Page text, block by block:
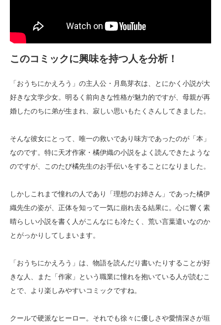
このコミックに興味を持つ人を分析！
「おうちにかえろう」の主人公・月島芽衣は、とにかく小説が大
好きな文学少女。明るく前向きな性格が魅力的ですが、母親が再
婚したのちに弟が生まれ、寂しい思いもたくさんしてきました。
そんな彼女にとって、唯一の救いであり味方であったのが「本」
なのです。特に天才作家・橘伊織の小説をよく読んできたような
のですが、このたび橘先生のお手伝いをすることになりました。
しかしこれまで憧れの人であり「理想のお姉さん」であった橘伊
織先生の姿が、正体を知って一気に崩れ去る結果に。心に響く素
晴らしい小説を書く人がこんなにも冷たく、荒い言葉遣いなのか
とがっかりしてしまいます。
「おうちにかえろう」は、物語を読んだり書いたりすることが好
きな人、また「作家」という職業に憧れを抱いている人が読むこ
とで、より楽しみやすいコミックですね。
クールで硬派なヒーロー。それでも徐々に優しさや愛情深さが垣